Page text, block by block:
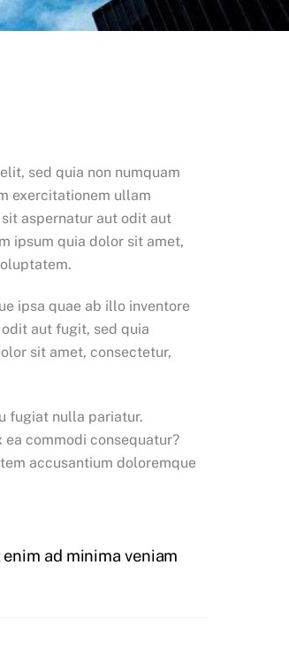
sed quia non numquam
exercitationem ullam
aspernatur aut odit aut
ipsum quia dolor sit amet,
ipsa quae ab illo inventore
aut fugit, sed quia
sit amet, consectetur,
fugiat nulla pariatur.
commodi consequatur?
accusantium doloremque
enim ad minima veniam